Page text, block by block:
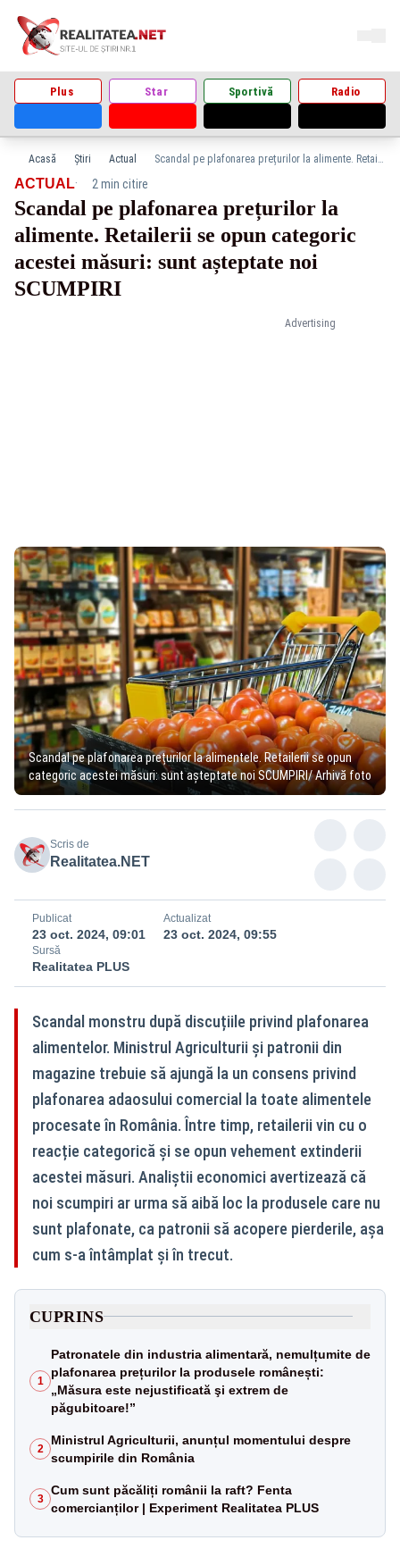
Plus Star Sportivă Radio
Acasă Știri Actual Scandal pe plafonarea prețurilor la alimente. Retailerii se opun categoric acestei măsuri: sunt așteptate noi SCUMPIRI
Advertising
ACTUAL· 2 min citire
Scandal pe plafonarea prețurilor la
alimente. Retailerii se opun categoric
acestei măsuri: sunt așteptate noi
SCUMPIRI
Scandal pe plafonarea prețurilor la alimentele. Retailerii se opun
categoric acestei măsuri: sunt așteptate noi SCUMPIRI/ Arhivă foto
Scris de
Realitatea.NET
Publicat
23 oct. 2024, 09:01
Actualizat
23 oct. 2024, 09:55
Sursă
Realitatea PLUS
Scandal monstru după discuțiile privind plafonarea
alimentelor. Ministrul Agriculturii și patronii din
magazine trebuie să ajungă la un consens privind
plafonarea adaosului comercial la toate alimentele
procesate în România. Între timp, retailerii vin cu o
reacție categorică și se opun vehement extinderii
acestei măsuri. Analiștii economici avertizează că
noi scumpiri ar urma să aibă loc la produsele care nu
sunt plafonate, ca patronii să acopere pierderile, așa
cum s-a întâmplat și în trecut.
CUPRINS
1
Patronatele din industria alimentară, nemulțumite de
plafonarea prețurilor la produsele românești:
„Măsura este nejustificată şi extrem de
păgubitoare!”
2
Ministrul Agriculturii, anunțul momentului despre
scumpirile din România
3
Cum sunt păcăliți românii la raft? Fenta
comercianților | Experiment Realitatea PLUS